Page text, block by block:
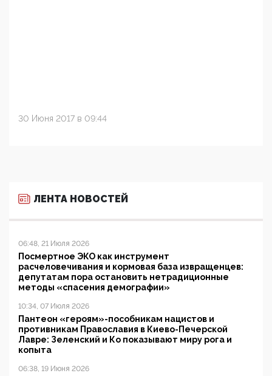
30 Июня 2017 в 09:44
ЛЕНТА НОВОСТЕЙ
06:48, 21 Июля 2026
Посмертное ЭКО как инструмент
расчеловечивания и кормовая база извращенцев:
депутатам пора остановить нетрадиционные
методы «спасения демографии»
10:34, 07 Июля 2026
Пантеон «героям»-пособникам нацистов и
противникам Православия в Киево-Печерской
Лавре: Зеленский и Ко показывают миру рога и
копыта
06:38, 19 Июня 2026